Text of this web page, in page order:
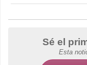
Sé el
Esta